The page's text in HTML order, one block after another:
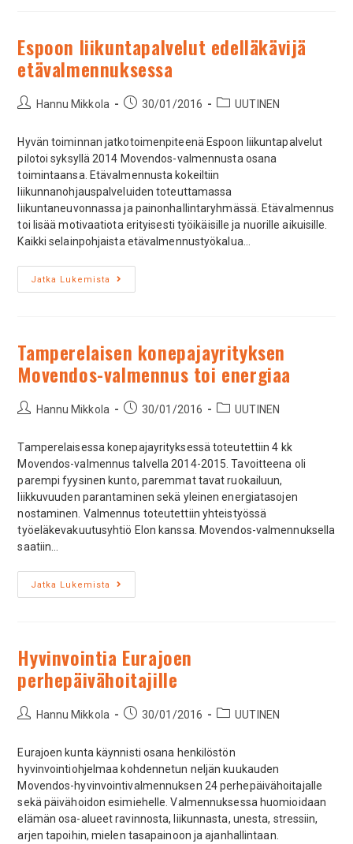
Espoon liikuntapalvelut edelläkävijä
etävalmennuksessa
Hannu Mikkola 30/01/2016 UUTINEN
Hyvän toiminnan jatkotoimenpiteenä Espoon liikuntapalvelut
pilotoi syksyllä 2014 Movendos-valmennusta osana
toimintaansa. Etävalmennusta kokeiltiin
liikunnanohjauspalveluiden toteuttamassa
liikuntaneuvonnassa ja painonhallintaryhmässä. Etävalmennus
toi lisää motivaatiota erityisesti työikäisille ja nuorille aikuisille.
Kaikki selainpohjaista etävalmennustyökalua…
Jatka Lukemista
Tamperelaisen konepajayrityksen
Movendos-valmennus toi energiaa
Hannu Mikkola 30/01/2016 UUTINEN
Tamperelaisessa konepajayrityksessä toteutettiin 4 kk
Movendos-valmennus talvella 2014-2015. Tavoitteena oli
parempi fyysinen kunto, paremmat tavat ruokailuun,
liikkuvuuden parantaminen sekä yleinen energiatasojen
nostaminen. Valmennus toteutettiin yhteistyössä
työeläkevakuutusyhtiö Elon kanssa. Movendos-valmennuksella
saatiin…
Jatka Lukemista
Hyvinvointia Eurajoen
perhepäivähoitajille
Hannu Mikkola 30/01/2016 UUTINEN
Eurajoen kunta käynnisti osana henkilöstön
hyvinvointiohjelmaa kohdennetun neljän kuukauden
Movendos-hyvinvointivalmennuksen 24 perhepäivähoitajalle
sekä päivähoidon esimiehelle. Valmennuksessa huomioidaan
elämän osa-alueet ravinnosta, liikunnasta, unesta, stressiin,
arjen tapoihin, mielen tasapainoon ja ajanhallintaan.